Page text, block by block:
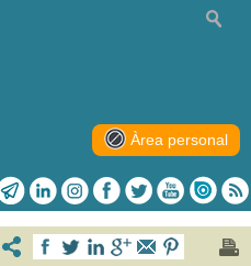
Àrea personal